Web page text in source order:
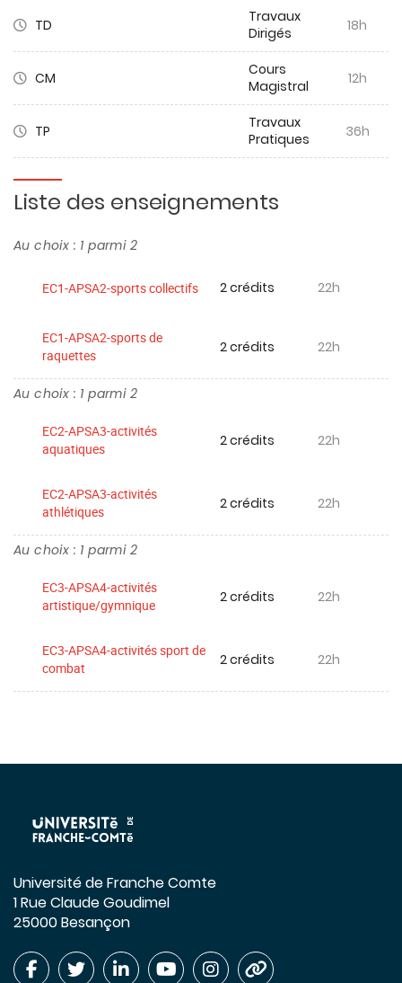
TD
Travaux
Dirigés
18h
CM
Cours
Magistral
12h
TP
Travaux
Pratiques
36h
Liste des enseignements
Au choix : 1 parmi 2
EC1-APSA2-sports collectifs 2 crédits 22h
EC1-APSA2-sports de
raquettes
2 crédits 22h
Au choix : 1 parmi 2
EC2-APSA3-activités
aquatiques
2 crédits 22h
EC2-APSA3-activités
athlétiques
2 crédits 22h
Au choix : 1 parmi 2
EC3-APSA4-activités
artistique/gymnique
2 crédits 22h
EC3-APSA4-activités sport de
combat
2 crédits 22h
Université de Franche Comte
1 Rue Claude Goudimel
25000 Besançon